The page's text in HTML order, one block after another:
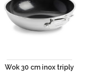
Wok 30 cm inox triply